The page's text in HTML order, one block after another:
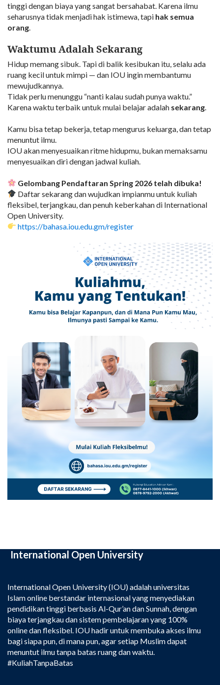
tinggi dengan biaya yang sangat bersahabat. Karena ilmu
seharusnya tidak menjadi hak istimewa, tapi hak semua
orang
Waktumu Adalah Sekarang
Hidup memang sibuk. Tapi di balik kesibukan itu, selalu ada
ruang kecil untuk mimpi — dan IOU ingin membantumu
mewujudkannya.
Tidak perlu menunggu “nanti kalau sudah punya waktu.”
Karena waktu terbaik untuk mulai belajar adalah sekarang
Kamu bisa tetap bekerja, tetap mengurus keluarga, dan tetap
menuntut ilmu.
IOU akan menyesuaikan ritme hidupmu, bukan memaksamu
menyesuaikan diri dengan jadwal kuliah.
Gelombang Pendaftaran Spring 2026 telah dibuka!
Daftar sekarang dan wujudkan impianmu untuk kuliah
fleksibel, terjangkau, dan penuh keberkahan di International
Open University.
https://bahasa.iou.edu.gm/register
International Open University
International Open University (IOU) adalah universitas
Islam online berstandar internasional yang menyediakan
pendidikan tinggi berbasis Al-Qur’an dan Sunnah, dengan
biaya terjangkau dan sistem pembelajaran yang 100%
online dan fleksibel. IOU hadir untuk membuka akses ilmu
bagi siapa pun, di mana pun, agar setiap Muslim dapat
menuntut ilmu tanpa batas ruang dan waktu.
#KuliahTanpaBatas